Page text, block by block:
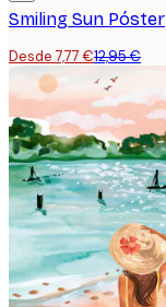
Smiling Sun Póster
Desde 7,77 €12,95 €